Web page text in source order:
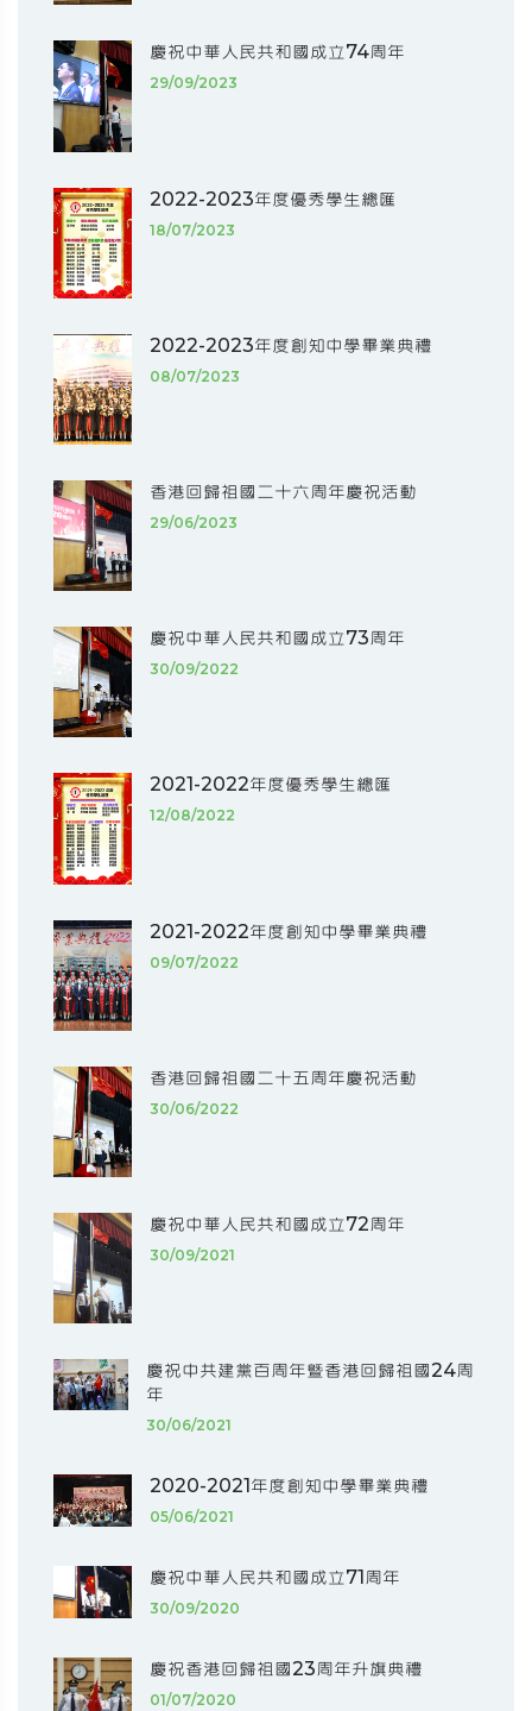
慶祝中華人民共和國成立74周年
29/09/2023
2022-2023年度優秀學生總匯
18/07/2023
2022-2023年度創知中學畢業典禮
08/07/2023
香港回歸祖國二十六周年慶祝活動
29/06/2023
慶祝中華人民共和國成立73周年
30/09/2022
2021-2022年度優秀學生總匯
12/08/2022
2021-2022年度創知中學畢業典禮
09/07/2022
香港回歸祖國二十五周年慶祝活動
30/06/2022
慶祝中華人民共和國成立72周年
30/09/2021
慶祝中共建黨百周年暨香港回歸祖國24周
年
30/06/2021
2020-2021年度創知中學畢業典禮
05/06/2021
慶祝中華人民共和國成立71周年
30/09/2020
慶祝香港回歸祖國23周年升旗典禮
01/07/2020